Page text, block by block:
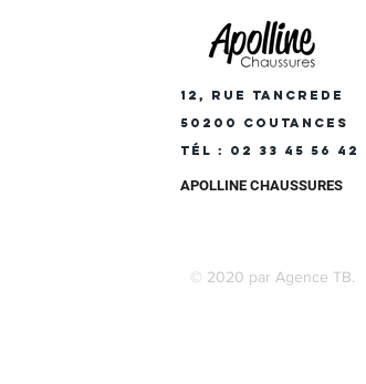
© 2020 par Agence TB.
12, RUE TANCREDE
50200 COUTANCES
Tél : 02 33 45 56 42
APOLLINE CHAUSSURES